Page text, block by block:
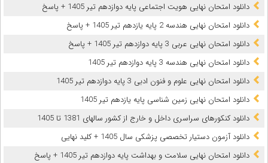
دانلود امتحان نهایی هویت اجتماعی پایه دوازدهم تیر 1405 + پاسخ
دانلود امتحان نهایی هندسه 2 پایه یازدهم تیر 1405 + پاسخ
دانلود امتحان نهایی عربی 3 پایه دوازدهم تیر 1405 + پاسخ
دانلود امتحان نهایی هندسه 3 پایه دوازدهم تیر 1405
دانلود امتحان نهایی علوم و فنون ادبی 3 پایه دوازدهم تیر 1405
دانلود امتحان نهایی زمین شناسی پایه یازدهم تیر 1405
دانلود کنکورهای سراسری داخل و خارج از کشور سالهای 1381 تا 1405
دانلود آزمون دستیار تخصصی پزشکی سال 1405 + کلید نهایی
دانلود امتحان نهایی سلامت و بهداشت پایه دوازدهم تیر 1405 + پاسخ